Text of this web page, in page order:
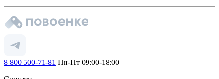
8 800 500-71-81 Пн-Пт 09:00-18:00